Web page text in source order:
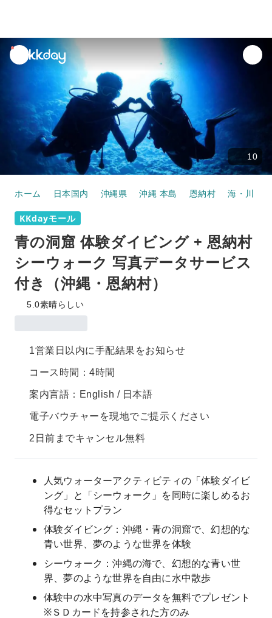
unread
notifications
10
ホーム 日本国内 沖縄県 沖縄 本島 恩納村 海・川・
KKdayモール
青の洞窟 体験ダイビング + 恩納村
シーウォーク 写真データサービス
付き（沖縄・恩納村）
5.0素晴らしい
1営業日以内に手配結果をお知らせ
コース時間：4時間
案内言語：English / 日本語
電子バウチャーを現地でご提示ください
2日前までキャンセル無料
人気ウォーターアクティビティの「体験ダイビ
ング」と「シーウォーク」を同時に楽しめるお
得なセットプラン
体験ダイビング：沖縄・青の洞窟で、幻想的な
青い世界、夢のような世界を体験
シーウォーク：沖縄の海で、幻想的な青い世
界、夢のような世界を自由に水中散歩
体験中の水中写真のデータを無料でプレゼント
※ＳＤカードを持参された方のみ